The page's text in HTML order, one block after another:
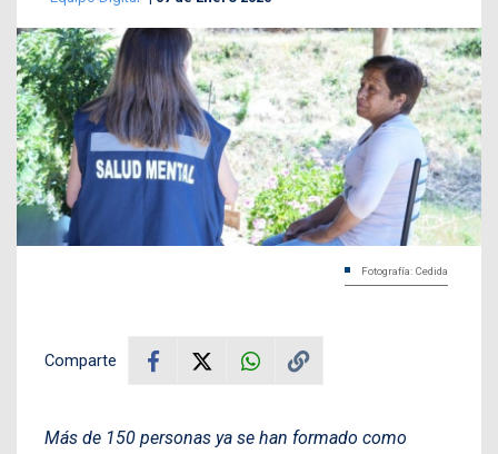
Fotografía: Cedida
Comparte
Más de 150 personas ya se han formado como